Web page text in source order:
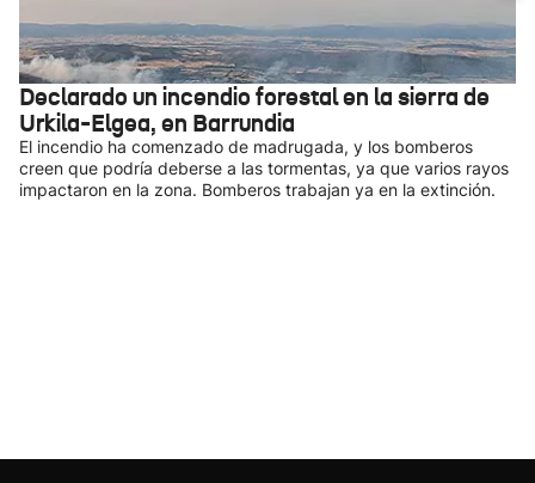
Declarado un incendio forestal en la sierra de
Urkila-Elgea, en Barrundia
El incendio ha comenzado de madrugada, y los bomberos
creen que podría deberse a las tormentas, ya que varios rayos
impactaron en la zona. Bomberos trabajan ya en la extinción.